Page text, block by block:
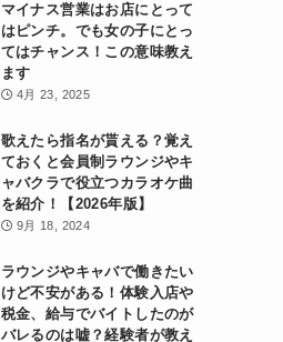
マイナス営業はお店にとって
はピンチ。でも女の子にとっ
てはチャンス！この意味教え
ます
4月 23, 2025
歌えたら指名が貰える？覚え
ておくと会員制ラウンジやキ
ャバクラで役立つカラオケ曲
を紹介！【2026年版】
9月 18, 2024
ラウンジやキャバで働きたい
けど不安がある！体験入店や
税金、給与でバイトしたのが
バレるのは嘘？経験者が教え